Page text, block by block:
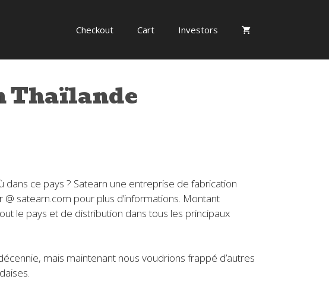
Checkout Cart Investors
Thaïlande
dans ce pays ? Satearn une entreprise de fabrication
satearn.com pour plus d’informations. Montant
le pays et de distribution dans tous les principaux
mais maintenant nous voudrions frappé d’autres